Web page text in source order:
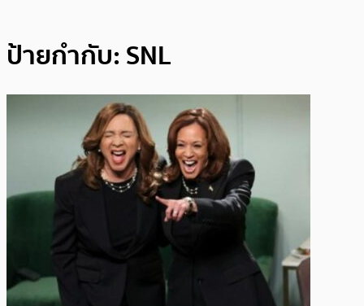
ป้ายกำกับ: SNL